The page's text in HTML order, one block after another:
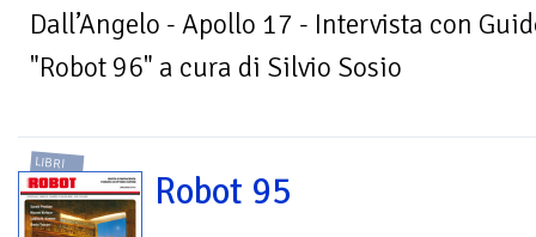
Dall’Angelo - Apollo 17 - Intervista con
"Robot 96" a cura di Silvio Sosio
LIBRI
Robot 95